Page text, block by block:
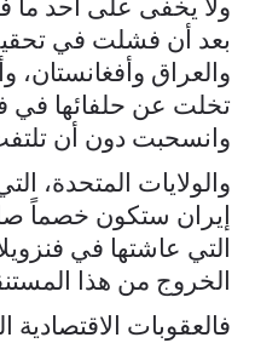
ولا يخفى على أحد ما
بعد أن فشلت في
والعراق وأفغانستان،
تخلت عن حلفائها في
وانسحبت دون أن
والولايات المتحدة،
إيران ستكون خصماً
التي عاشتها في
الخروج من هذا
فالعقوبات الاقتصادية